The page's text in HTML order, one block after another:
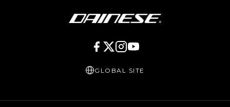
GLOBAL SITE